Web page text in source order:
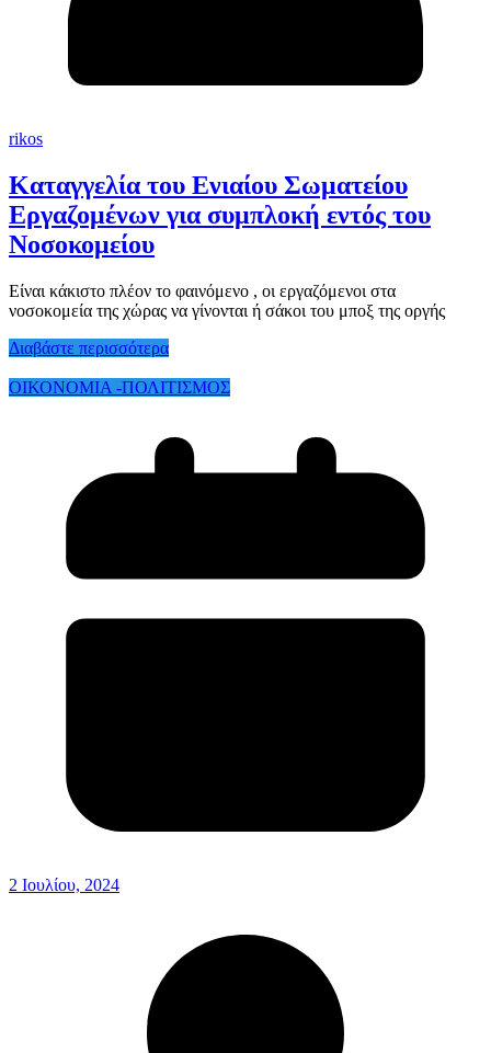
rikos
Καταγγελία του Ενιαίου Σωματείου
Εργαζομένων για συμπλοκή εντός του
Νοσοκομείου
Είναι κάκιστο πλέον το φαινόμενο , οι εργαζόμενοι στα
νοσοκομεία της χώρας να γίνονται ή σάκοι του μποξ της οργής
Διαβάστε περισσότερα
ΟΙΚΟΝΟΜΙΑ -ΠΟΛΙΤΙΣΜΟΣ
2 Ιουλίου, 2024